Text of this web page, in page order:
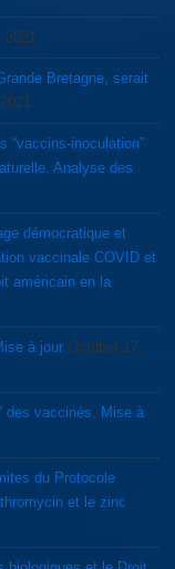
Bretagne, serait
“vaccins-inoculation”
Analyse des
démocratique et
vaccinale COVID et
américain en la
à jour October 17,
des vaccinés. Mise à
du Protocole
et le zinc